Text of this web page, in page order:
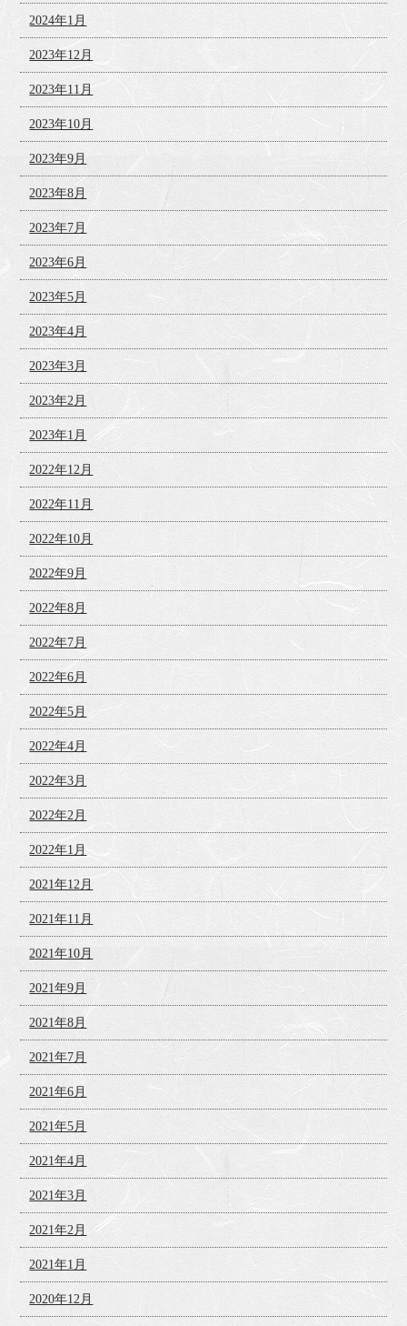
2024年1月
2023年12月
2023年11月
2023年10月
2023年9月
2023年8月
2023年7月
2023年6月
2023年5月
2023年4月
2023年3月
2023年2月
2023年1月
2022年12月
2022年11月
2022年10月
2022年9月
2022年8月
2022年7月
2022年6月
2022年5月
2022年4月
2022年3月
2022年2月
2022年1月
2021年12月
2021年11月
2021年10月
2021年9月
2021年8月
2021年7月
2021年6月
2021年5月
2021年4月
2021年3月
2021年2月
2021年1月
2020年12月